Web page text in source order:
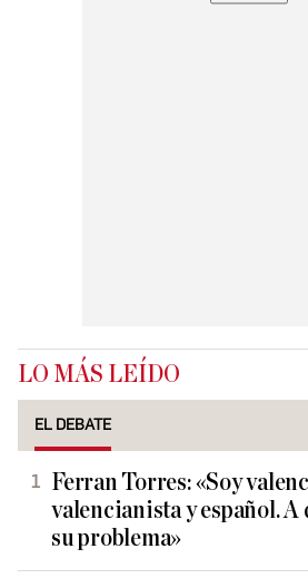
LO MÁS LEÍDO
EL DEBATE
Ferran Torres: «Soy
valencianista y español. A
su problema»